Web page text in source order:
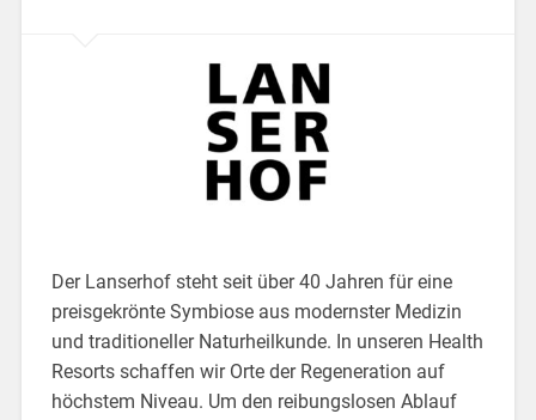
Der Lanserhof steht seit über 40 Jahren für eine
preisgekrönte Symbiose aus modernster Medizin
und traditioneller Naturheilkunde. In unseren Health
Resorts schaffen wir Orte der Regeneration auf
höchstem Niveau. Um den reibungslosen Ablauf